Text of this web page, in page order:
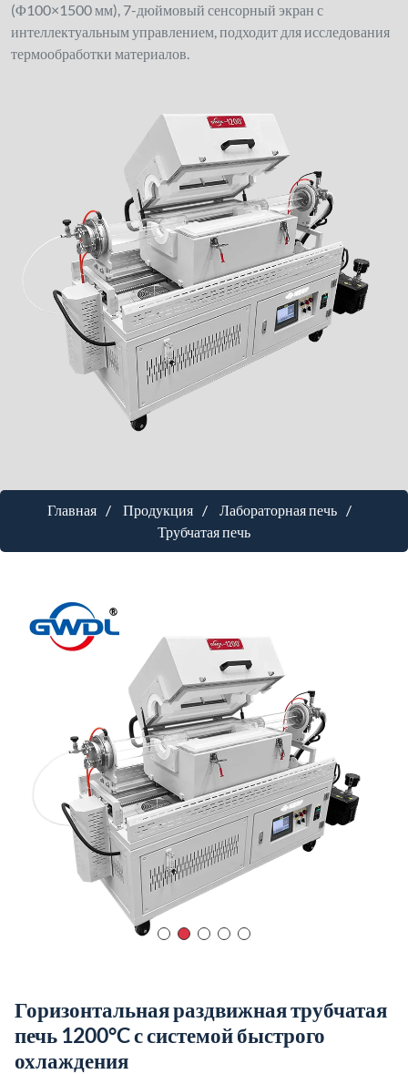
(Φ100×1500 мм), 7-дюймовый сенсорный экран с
интеллектуальным управлением, подходит для исследования
термообработки материалов.
Главная Продукция
Лабораторная печь
Трубчатая печь
Горизонтальная раздвижная трубчатая
печь 1200°C с системой быстрого
охлаждения